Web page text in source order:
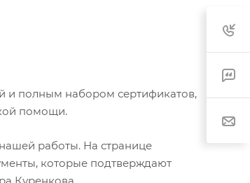
и полным набором сертификатов,
помощи.
работы. На странице
которые подтверждают